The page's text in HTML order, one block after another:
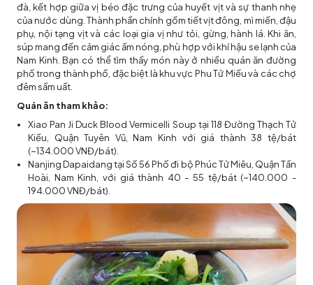
đà, kết hợp giữa vị béo đặc trưng của huyết vịt và sự thanh nhẹ
của nước dùng. Thành phần chính gồm tiết vịt đông, mì miến, đậu
phụ, nội tạng vịt và các loại gia vị như tỏi, gừng, hành lá. Khi ăn,
súp mang đến cảm giác ấm nóng, phù hợp với khí hậu se lạnh của
Nam Kinh. Bạn có thể tìm thấy món này ở nhiều quán ăn đường
phố trong thành phố, đặc biệt là khu vực Phu Tử Miếu và các chợ
đêm sầm uất.
Quán ăn tham khảo:
Xiao Pan Ji Duck Blood Vermicelli Soup tại 118 Đường Thạch Tử
Kiều, Quận Tuyên Vũ, Nam Kinh với giá thành 38 tệ/bát
(~134.000 VNĐ/bát).
Nanjing Dapaidang tại Số 56 Phố đi bộ Phúc Tử Miêu, Quận Tần
Hoài, Nam Kinh, với giá thành 40 - 55 tệ/bát (~140.000 -
194.000 VNĐ/bát).